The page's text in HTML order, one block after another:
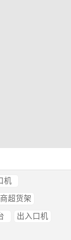
机
商超货架
出入口机